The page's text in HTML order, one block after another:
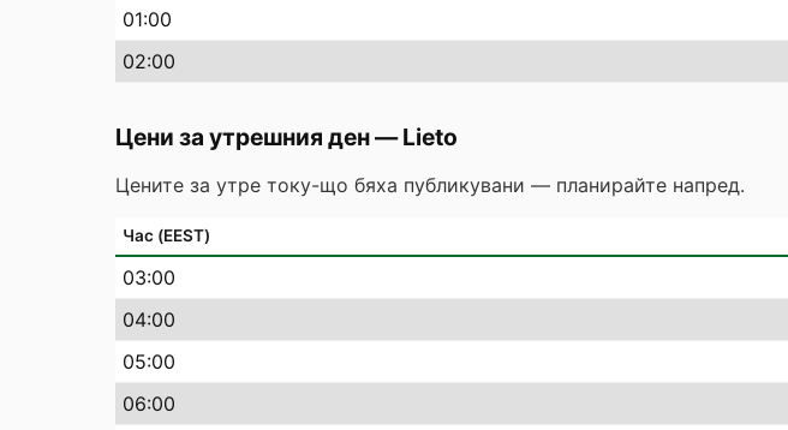
01:00
02:00
Цени за утрешния ден—Lieto
Цените за утре току-що бяха публикувани — планирайте напред.
Час (EEST)
03:00
04:00
05:00
06:00